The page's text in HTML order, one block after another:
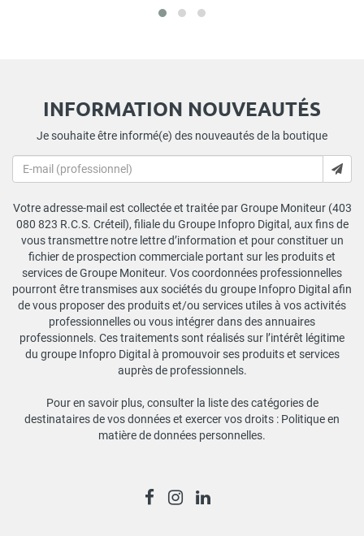
INFORMATION NOUVEAUTÉS
Je souhaite être informé(e) des nouveautés de la boutique
Votre adresse-mail est collectée et traitée par Groupe Moniteur (403
080 823 R.C.S. Créteil), filiale du Groupe Infopro Digital, aux fins de
vous transmettre notre lettre d’information et pour constituer un
fichier de prospection commerciale portant sur les produits et
services de Groupe Moniteur. Vos coordonnées professionnelles
pourront être transmises aux sociétés du groupe Infopro Digital afin
de vous proposer des produits et/ou services utiles à vos activités
professionnelles ou vous intégrer dans des annuaires
professionnels. Ces traitements sont réalisés sur l’intérêt légitime
du groupe Infopro Digital à promouvoir ses produits et services
auprès de professionnels.
Pour en savoir plus, consulter la liste des catégories de
destinataires de vos données et exercer vos droits : Politique en
matière de données personnelles.